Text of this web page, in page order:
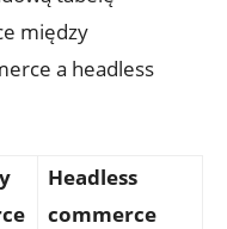
między
a ​headless
Headless
⁤commerce